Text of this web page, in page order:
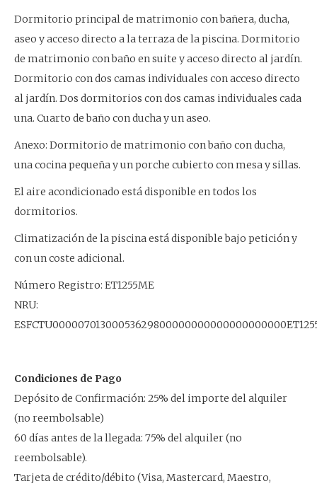
Dormitorio principal de matrimonio con bañera, ducha,
aseo y acceso directo a la terraza de la piscina. Dormitorio
de matrimonio con baño en suite y acceso directo al jardín.
Dormitorio con dos camas individuales con acceso directo
al jardín. Dos dormitorios con dos camas individuales cada
una. Cuarto de baño con ducha y un aseo.
Anexo: Dormitorio de matrimonio con baño con ducha,
una cocina pequeña y un porche cubierto con mesa y sillas.
El aire acondicionado está disponible en todos los
dormitorios.
Climatización de la piscina está disponible bajo petición y
con un coste adicional.
Número Registro: ET1255ME
NRU:
Condiciones de Pago
Depósito de Confirmación: 25% del importe del alquiler
(no reembolsable)
60 días antes de la llegada: 75% del alquiler (no
reembolsable).
Tarjeta de crédito/débito (Visa, Mastercard, Maestro,